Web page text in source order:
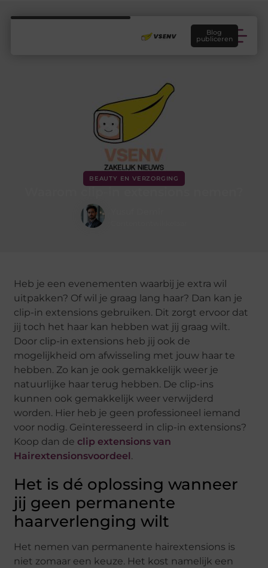
Blog
publiceren
BEAUTY EN VERZORGING
Heb je een evenementen waarbij je extra wil
uitpakken? Of wil je graag lang haar? Dan kan je
clip-in extensions gebruiken. Dit zorgt ervoor dat
jij toch het haar kan hebben wat jij graag wilt.
Door clip-in extensions heb jij ook de
mogelijkheid om afwisseling met jouw haar te
hebben. Zo kan je ook gemakkelijk weer je
natuurlijke haar terug hebben. De clip-ins
kunnen ook gemakkelijk weer verwijderd
worden. Hier heb je geen professioneel iemand
voor nodig. Geïnteresseerd in clip-in extensions?
Koop dan declip extensions van
Hairextensionsvoordeel.
Het is dé oplossing wanneer
jij geen permanente
haarverlenging wilt
Het nemen van permanente hairextensions is
niet zomaar een keuze. Het kost namelijk een